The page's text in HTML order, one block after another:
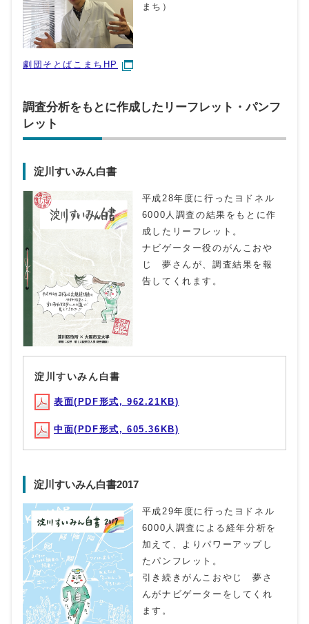
まち）
劇団そとばこまちHP
調査分析をもとに作成したリーフレット・パンフ
レット
淀川すいみん白書
平成28年度に行ったヨドネル
6000人調査の結果をもとに作
成したリーフレット。
ナビゲーター役のがんこおや
じ 夢さんが、調査結果を報
告してくれます。
淀川すいみん白書
表面(PDF形式, 962.21KB)
中面(PDF形式, 605.36KB)
淀川すいみん白書2017
平成29年度に行ったヨドネル
6000人調査による経年分析を
加えて、よりパワーアップし
たパンフレット。
引き続きがんこおやじ 夢さ
んがナビゲーターをしてくれ
ます。